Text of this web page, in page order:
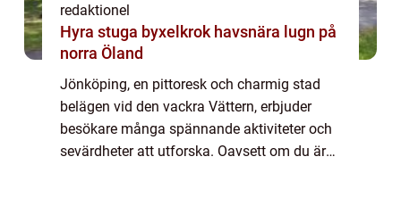
redaktionel
Hyra stuga byxelkrok havsnära lugn på
norra Öland
Jönköping, en pittoresk och charmig stad
belägen vid den vackra Vättern, erbjuder
besökare många spännande aktiviteter och
sevärdheter att utforska. Oavsett om du är